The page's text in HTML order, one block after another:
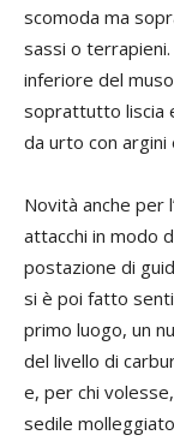
scomoda ma
sassi o
inferiore del
soprattutto liscia
da urto con argini
Novità anche per
attacchi in modo
postazione di
si è poi fatto
primo luogo, un
del livello di
e, per chi
sedile